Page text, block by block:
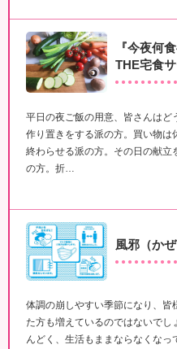
『今夜何
THE宅食
平日の夜ご飯の用意、皆さんはど
作り置きをする派の方。買い物
終わらせる派の方。その日の献立
の方。折…
風邪（か
体調の崩しやすい季節になり、
た方も増えているのではないでし
んどく、生活もままならなくな